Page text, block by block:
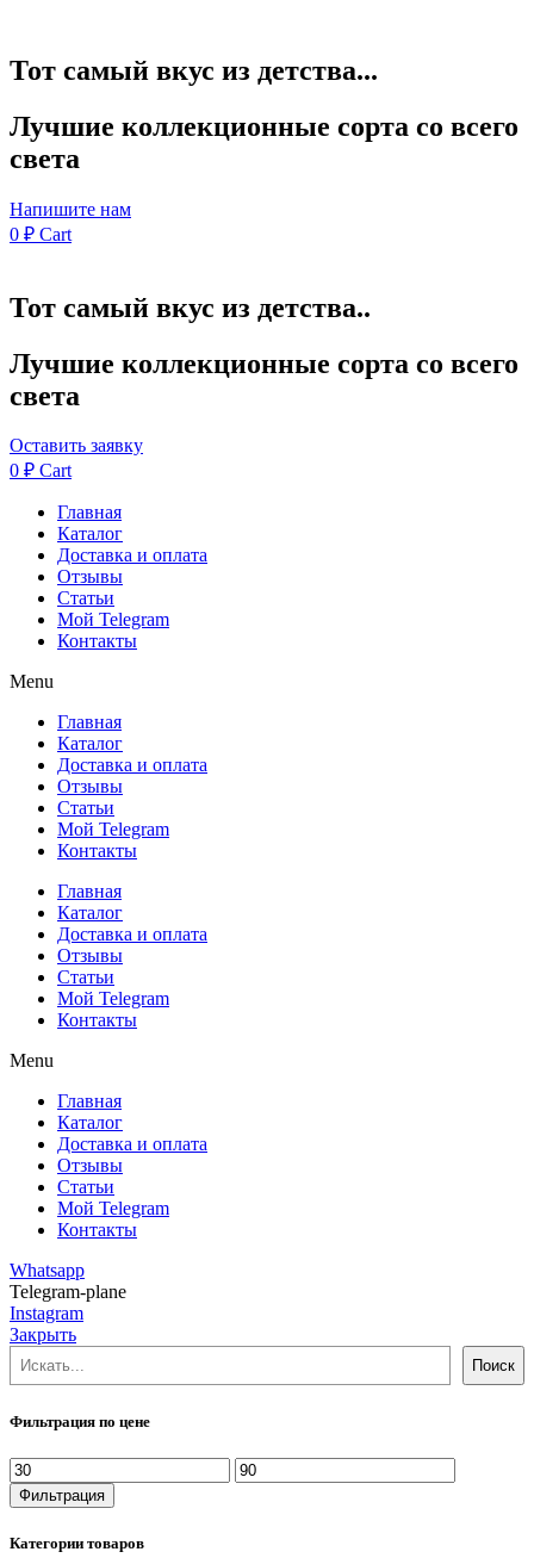
Тот самый вкус из детства...
Лучшие коллекционные сорта со всего
света
Напишите нам
0 ₽ Cart
Тот самый вкус из детства..
Лучшие коллекционные сорта со всего
света
Оставить заявку
0 ₽ Cart
Главная
Каталог
Доставка и оплата
Отзывы
Статьи
Мой Telegram
Контакты
Menu
Главная
Каталог
Доставка и оплата
Отзывы
Статьи
Мой Telegram
Контакты
Главная
Каталог
Доставка и оплата
Отзывы
Статьи
Мой Telegram
Контакты
Menu
Главная
Каталог
Доставка и оплата
Отзывы
Статьи
Мой Telegram
Контакты
Whatsapp
Telegram-plane
Instagram
Закрыть
Поиск
Поиск
Фильтрация по цене
Минимальная
цена
Максимальная
цена
Фильтрация
Категории товаров